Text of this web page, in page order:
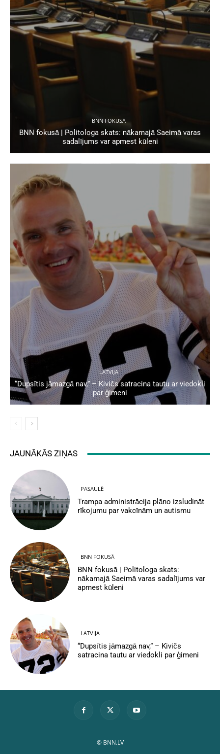
BNN FOKUSĀ
BNN fokusā | Politologa skats: nākamajā Saeimā varas
sadalījums var apmest kūleni
LATVIJA
“Dupsītis jāmazgā nav,” – Kivičs satracina tautu ar viedokli
par ģimeni
JAUNĀKĀS ZIŅAS
PASAULĒ
Trampa administrācija plāno izsludināt
rīkojumu par vakcīnām un autismu
BNN FOKUSĀ
BNN fokusā | Politologa skats:
nākamajā Saeimā varas sadalījums var
apmest kūleni
LATVIJA
“Dupsītis jāmazgā nav,” – Kivičs
satracina tautu ar viedokli par ģimeni
© BNN.LV